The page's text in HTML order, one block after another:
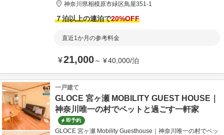
神奈川県相模原市緑区鳥屋351-1
７泊以上の連泊で20%OFF
直近1か月の参考料金
¥21,000～ ¥40,000/泊
一戸建て
GLOCE 宮ヶ瀬 MOBILITY GUEST HOUSE｜
神奈川唯一の村でペットと過ごす一軒家
即予約
GLOCE 宮ヶ瀬 Mobility Guesthouse｜神奈川唯一の村でペッ